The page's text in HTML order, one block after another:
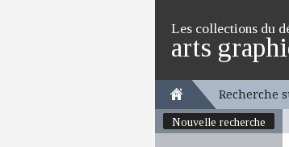
Les collections du
arts
Recherche
Nouvelle recherche